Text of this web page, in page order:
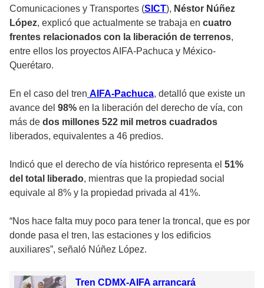
Comunicaciones y Transportes (SICT), Néstor Núñez
López, explicó que actualmente se trabaja en cuatro
frentes relacionados con la liberación de terrenos,
entre ellos los proyectos AIFA-Pachuca y México-
Querétaro.
En el caso del tren AIFA-Pachuca, detalló que existe un
avance del 98% en la liberación del derecho de vía, con
más de dos millones 522 mil metros cuadrados
liberados, equivalentes a 46 predios.
Indicó que el derecho de vía histórico representa el 51%
del total liberado, mientras que la propiedad social
equivale al 8% y la propiedad privada al 41%.
“Nos hace falta muy poco para tener la troncal, que es por
donde pasa el tren, las estaciones y los edificios
auxiliares”, señaló Núñez López.
Tren CDMX-AIFA arrancará